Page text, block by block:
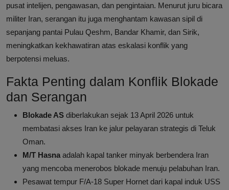
pusat intelijen, pengawasan, dan pengintaian. Menurut juru bicara
militer Iran, serangan itu juga menghantam kawasan sipil di
sepanjang pantai Pulau Qeshm, Bandar Khamir, dan Sirik,
meningkatkan kekhawatiran atas eskalasi konflik yang
berpotensi meluas.
Fakta Penting dalam Konflik Blokade
dan Serangan
Blokade AS diberlakukan sejak 13 April 2026 untuk
membatasi akses Iran ke jalur pelayaran strategis di Teluk
Oman.
M/T Hasna adalah kapal tanker minyak berbendera Iran
yang mencoba menerobos blokade menuju pelabuhan Iran.
Pesawat tempur F/A-18 Super Hornet dari kapal induk USS